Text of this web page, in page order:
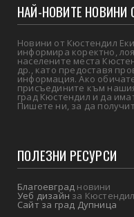
НАЙ-НОВИТЕ
Новини от Кюстендил
информира коректно,
населените места
др., като предоставя
информация. Ако
присъедините към
град Кюстендил и да
Пишете ни, за да
ПОЛЕЗНИ РЕСУРСИ
Благоевград новини
Уеб дизайнза
Сайт за град Дупница